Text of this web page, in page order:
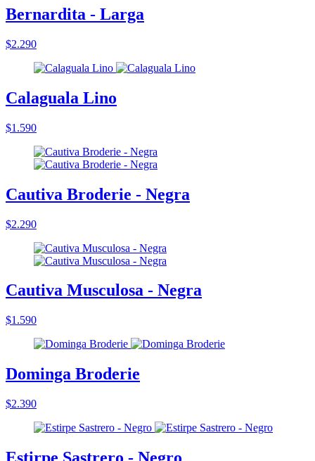
Bernardita - Larga
$2.290
Calaguala Lino
$1.590
Cautiva Broderie - Negra
$2.290
Cautiva Musculosa - Negra
$1.590
Dominga Broderie
$2.390